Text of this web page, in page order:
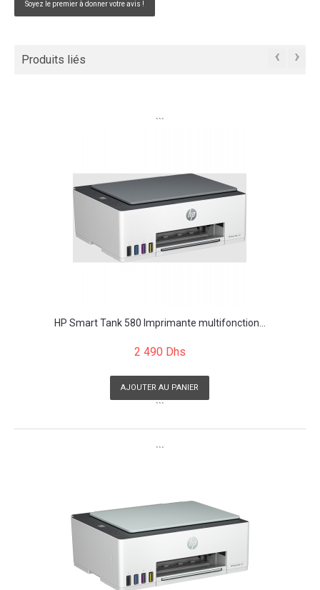
Soyez le premier à donner votre avis !
Produits liés ‹ ›
```
HP Smart Tank 580 Imprimante multifonction...
2 490 Dhs
AJOUTER AU PANIER
```
```